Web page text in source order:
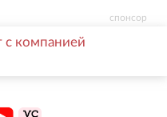
спонсор
с компанией